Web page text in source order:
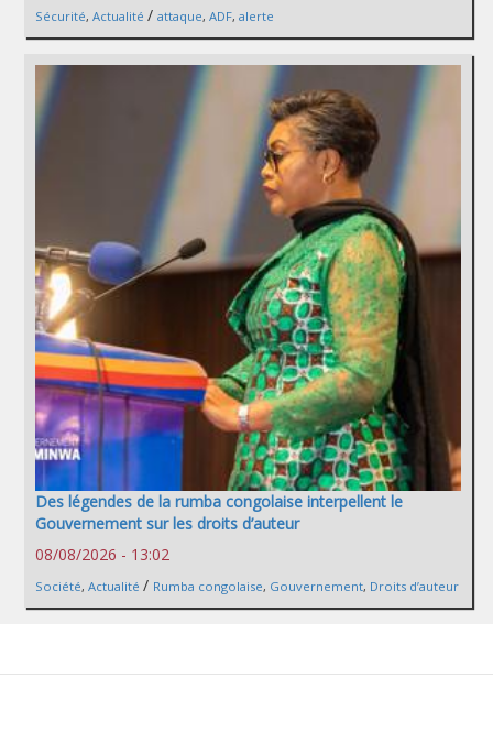
Sécurité, Actualité / attaque, ADF, alerte
Des légendes de la rumba congolaise interpellent le
Gouvernement sur les droits d’auteur
08/08/2026 - 13:02
Société, Actualité / Rumba congolaise, Gouvernement, Droits d’auteur